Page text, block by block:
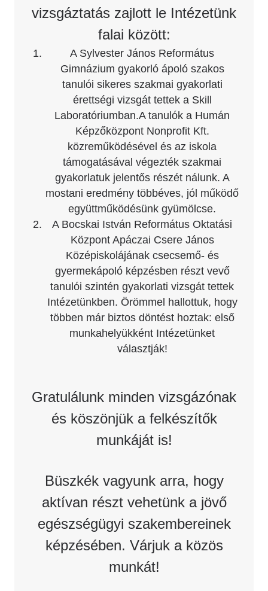
vizsgáztatás zajlott le Intézetünk
falai között:
A Sylvester János Református
Gimnázium gyakorló ápoló szakos
tanulói sikeres szakmai gyakorlati
érettségi vizsgát tettek a Skill
Laboratóriumban.A tanulók a Humán
Képzőközpont Nonprofit Kft.
közreműködésével és az iskola
támogatásával végezték szakmai
gyakorlatuk jelentős részét nálunk. A
mostani eredmény többéves, jól működő
együttműködésünk gyümölcse.
A Bocskai István Református Oktatási
Központ Apáczai Csere János
Középiskolájának csecsemő- és
gyermekápoló képzésben részt vevő
tanulói szintén gyakorlati vizsgát tettek
Intézetünkben. Örömmel hallottuk, hogy
többen már biztos döntést hoztak: első
munkahelyükként Intézetünket
választják!
Gratulálunk minden vizsgázónak
és köszönjük a felkészítők
munkáját is!
Büszkék vagyunk arra, hogy
aktívan részt vehetünk a jövő
egészségügyi szakembereinek
képzésében. Várjuk a közös
munkát!